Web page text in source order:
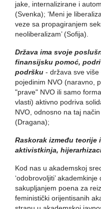
jake, internalizirane i
(Svenka); ‘Meni je
veze sa propagiranjem
neoliberalizam’ (Sofija).
Država ima svoje
finansijsku pomoć,
podršku - država sve
pojedinim NVO (naravno,
"prave" NVO ili samo
vlasti) aktivno podriva
NVO, odnosno na taj
(Dragana);
Raskorak između teorije
aktivistkinja,
Kod nas u akademskoj
‘odobrovoljiti’
sakupljanjem poena za
feministički orijentisanih